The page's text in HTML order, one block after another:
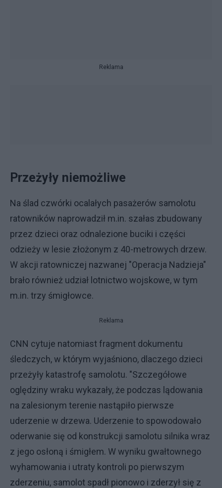
Reklama
Przeżyły niemożliwe
Na ślad czwórki ocalałych pasażerów samolotu
ratowników naprowadził m.in. szałas zbudowany
przez dzieci oraz odnalezione buciki i części
odzieży w lesie złożonym z 40-metrowych drzew.
W akcji ratowniczej nazwanej "Operacja Nadzieja"
brało również udział lotnictwo wojskowe, w tym
m.in. trzy śmigłowce.
Reklama
CNN cytuje natomiast fragment dokumentu
śledczych, w którym wyjaśniono, dlaczego dzieci
przeżyły katastrofę samolotu. "Szczegółowe
oględziny wraku wykazały, że podczas lądowania
na zalesionym terenie nastąpiło pierwsze
uderzenie w drzewa. Uderzenie to spowodowało
oderwanie się od konstrukcji samolotu silnika wraz
z jego osłoną i śmigłem. W wyniku gwałtownego
wyhamowania i utraty kontroli po pierwszym
zderzeniu, samolot spadł pionowo i zderzył się z